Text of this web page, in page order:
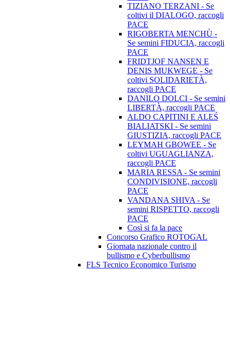
TIZIANO TERZANI - Se
coltivi il DIALOGO, raccogli
PACE
RIGOBERTA MENCHÙ -
Se semini FIDUCIA, raccogli
PACE
FRIDTJOF NANSEN E
DENIS MUKWEGE - Se
coltivi SOLIDARIETÀ,
raccogli PACE
DANILO DOLCI - Se semini
LIBERTÀ, raccogli PACE
ALDO CAPITINI E ALEŚ
BIALIATSKI - Se semini
GIUSTIZIA, raccogli PACE
LEYMAH GBOWEE - Se
coltivi UGUAGLIANZA,
raccogli PACE
MARIA RESSA - Se semini
CONDIVISIONE, raccogli
PACE
VANDANA SHIVA - Se
semini RISPETTO, raccogli
PACE
Così si fa la pace
Concorso Grafico ROTOGAL
Giornata nazionale contro il
bullismo e Cyberbullismo
FLS Tecnico Economico Turismo